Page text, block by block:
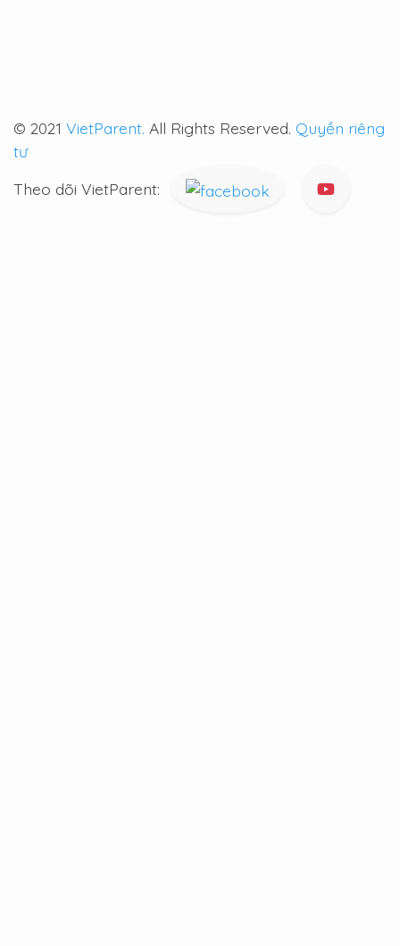
© 2021 VietParent. All Rights Reserved. Quyền riêng
tư
Theo dõi VietParent: